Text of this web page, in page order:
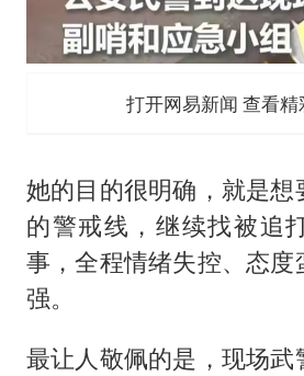
打开网易新闻 查看
她的目的很明确，就是想
的警戒线，继续找被追
事，全程情绪失控、态度
强。
最让人敬佩的是，现场